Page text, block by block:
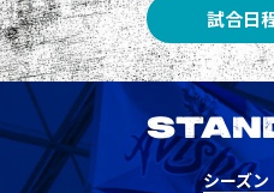
試合日
シーズ
8 神戸 3
10 東京Ｖ 1
10 川崎Ｆ 1
12 浦和 0